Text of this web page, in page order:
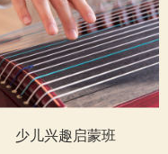
少儿兴趣启蒙班​